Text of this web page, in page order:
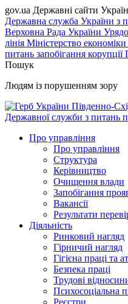
gov.ua Державні сайти
Державна служба України з
Верховна Рада України
лінія Міністерство
питань запобігання корупції
Пошук
Людям із порушенням зору
Південно-
Державної служби з питань
Про управління
Про управління
Структура
Керівництво
Очищення влади
Запобігання
Вакансії
Результати
Діяльність
Ринковий нагляд
Гірничий нагляд
Гігієна праці та
Безпека праці
Трудові
Психосоціальна
Реєстри